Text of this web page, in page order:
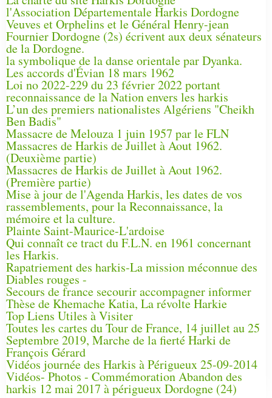
l'Association Départementale Harkis Dordogne
Veuves et Orphelins et le Général Henry-jean
Fournier Dordogne (2s) écrivent aux deux sénateurs
de la Dordogne.
la symbolique de la danse orientale par Dyanka.
Les accords d'Évian 18 mars 1962
Loi no 2022-229 du 23 février 2022 portant
reconnaissance de la Nation envers les harkis
L’un des premiers nationalistes Algériens "Cheikh
Ben Badis"
Massacre de Melouza 1 juin 1957 par le FLN
Massacres de Harkis de Juillet à Aout 1962.
(Deuxième partie)
Massacres de Harkis de Juillet à Aout 1962.
(Première partie)
Mise à jour de l'Agenda Harkis, les dates de vos
rassemblements, pour la Reconnaissance, la
mémoire et la culture.
Plainte Saint-Maurice-L'ardoise
Qui connaît ce tract du F.L.N. en 1961 concernant
les Harkis.
Rapatriement des harkis-La mission méconnue des
Diables rouges -
Secours de france secourir accompagner informer
Thèse de Khemache Katia, La révolte Harkie
Top Liens Utiles à Visiter
Toutes les cartes du Tour de France, 14 juillet au 25
Septembre 2019, Marche de la fierté Harki de
François Gérard
Vidéos journée des Harkis à Périgueux 25-09-2014
Vidéos- Photos - Commémoration Abandon des
harkis 12 mai 2017 à périgueux Dordogne (24)